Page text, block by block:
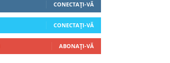
CONECTAȚI-VĂ
CONECTAȚI-VĂ
ABONAȚI-VĂ